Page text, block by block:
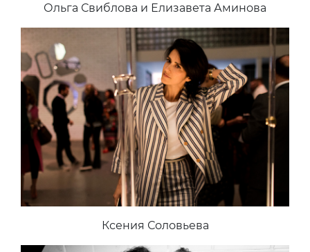
Ольга Свиблова и Елизавета Аминова
Ксения Соловьева